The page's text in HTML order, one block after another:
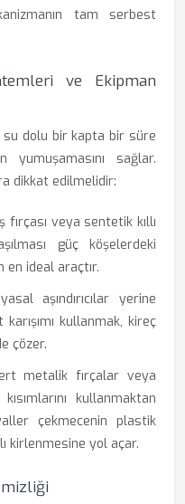
tam serbest
ve Ekipman
su dolu bir kapta bir süre
yumuşamasını sağlar.
dikkat edilmelidir:
fırçası veya sentetik kıllı
güç köşelerdeki
en ideal araçtır.
aşındırıcılar yerine
kullanmak, kireç
çözer.
metalik fırçalar veya
kullanmaktan
çekmecenin plastik
kirlenmesine yol açar.